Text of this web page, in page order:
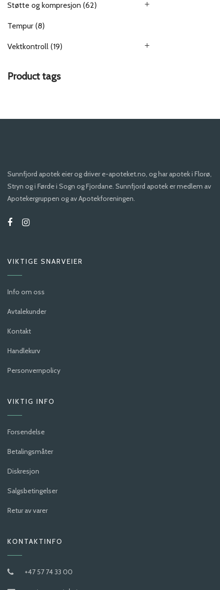
Støtte og kompresjon (62)
Tempur (8)
Vektkontroll (19)
Product tags
Sunnfjord apotek eier og driver e-apoteket.no, og har apotek i Florø,
Stryn og i Førde i Sogn og Fjordane. Sunnfjord apotek er medlem av
Apotekergruppen og av Apotekforeningen.
VIKTIGE SNARVEIER
Info om oss
Avtalekunder
Kontakt
Handlekurv
Personvernpolicy
VIKTIG INFO
Forsendelse
Betalingsmåter
Diskresjon
Salgsbetingelser
Retur av varer
KONTAKTINFO
+47 57 74 33 00